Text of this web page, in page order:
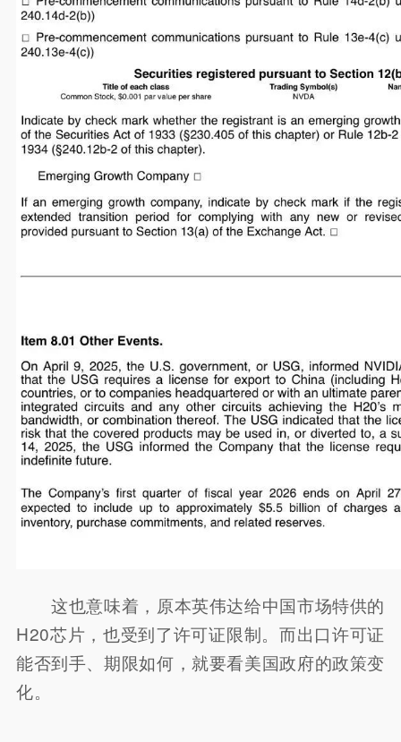
这也意味着，原本英伟达给中国市场特供的
H20芯片，也受到了许可证限制。而出口许可证
能否到手、期限如何，就要看美国政府的政策变
化。